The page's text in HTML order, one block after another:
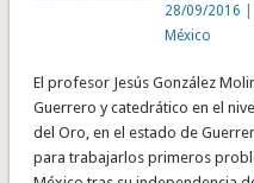
28/09/2016
México
El profesor Jesús González
Guerrero y catedrático en el
del Oro, en el estado de
para trabajarlos primeros